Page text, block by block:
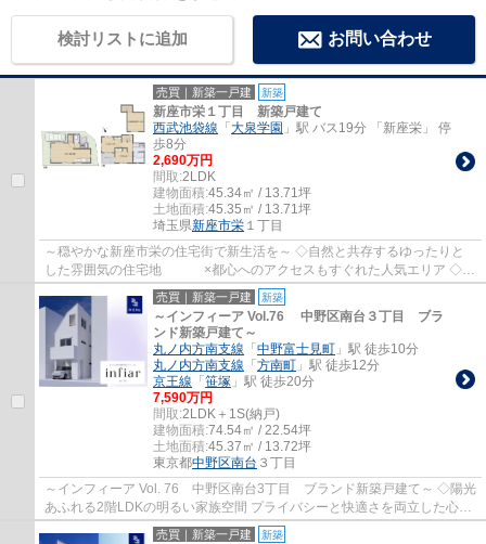
検討リストに追加 お問い合わせ
売買｜新築一戸建 新築
新座市栄１丁目 新築戸建て
西武池袋線 「大泉学園 」駅 バス19分 「新座栄」 停
歩8分
2,690万円
間取:2LDK
建物面積:45.34㎡ / 13.71坪
土地面積:45.35㎡ / 13.71坪
埼玉県新座市栄 １丁目
～穏やかな新座市栄の住宅街で新生活を～ ◇自然と共存するゆったりと
した雰囲気の住宅地 ×都心へのアクセスもすぐれた人気エリア ◇窓
を多く設け明るく快適に過ごせるLDK ...
売買｜新築一戸建 新築
～インフィーア Vol.76 中野区南台３丁目 ブラ
ンド新築戸建て～
丸ノ内方南支線 「中野富士見町 」駅 徒歩10分
丸ノ内方南支線 「方南町 」駅 徒歩12分
京王線 「笹塚 」駅 徒歩20分
7,590万円
間取:2LDK＋1S(納戸)
建物面積:74.54㎡ / 22.54坪
土地面積:45.37㎡ / 13.72坪
東京都中野区南台 ３丁目
～インフィーア Vol. 76 中野区南台3丁目 ブランド新築戸建て～ ◇陽光
あふれる2階LDKの明るい家族空間 プライバシーと快適さを両立した心地
よい住まい。 ◇雨の日でも濡れずに乗り...
売買｜新築一戸建 新築